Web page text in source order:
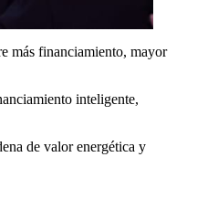
más financiamiento, mayor
inteligente,
de valor energética y